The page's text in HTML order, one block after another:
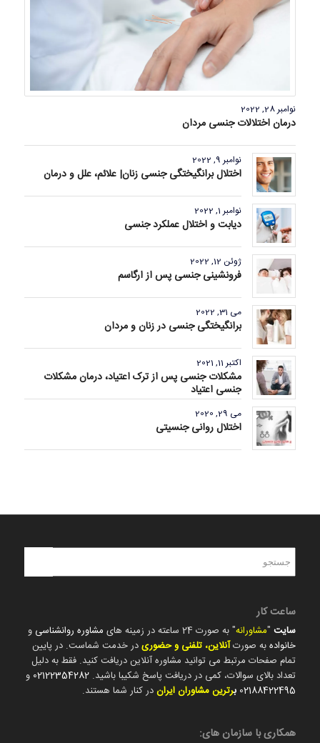
نوامبر 28, 2022
درمان اختلالات جنسی مردان
نوامبر 9, 2022
اختلال برانگیختگی جنسی زنان| علائم، علل و درمان
نوامبر 1, 2022
دیابت و اختلال عملکرد جنسی
ژوئن 12, 2022
فرونشینی جنسی پس از ارگاسم
می 31, 2022
برانگیختگی جنسی در زنان و مردان
اکتبر 11, 2021
مشکلات جنسی پس از ترک اعتیاد، درمان مشکلات
جنسی اعتیاد
می 29, 2020
اختلال روانی جنسیتی
ساعت کار
سایت"مشاورانه" به صورت 24 ساعته در زمینه های مشاوره روانشناسی و
خانوادهبه صورتآنلاین، تلفنی و حضوریدر خدمت شماست. در پایین
تمام صفحات مرتبط می توانید مشاوره آنلاین دریافت کنید. فقط به دلیل
تعداد بالای سوالات، کمی در دریافت پاسخ شکیبا باشید. 02122354282 و
02188422495 برترین مشاوران ایراندر کنار شما هستند.
همکاری با سازمان های: